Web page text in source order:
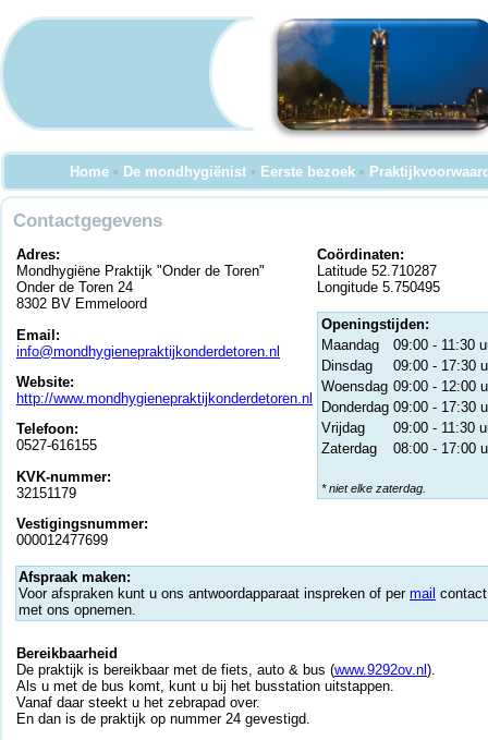
Home • De mondhygiënist • Eerste bezoek •
Contactgegevens
Adres:
Mondhygiëne Praktijk "Onder de Toren"
Onder de Toren 24
8302 BV Emmeloord
Email:
info@mondhygienepraktijkonderdetoren.nl
Website:
http://www.mondhygienepraktijkonderdetoren.nl
Telefoon:
0527-616155
KVK-nummer:
32151179
Vestigingsnummer:
000012477699
Coördinaten:
Latitude 52.710287
Longitude 5.750495
Openingstijden:
Maandag
09:00 - 11:30
Dinsdag
09:00 - 17:30
Woensdag 09:00 - 12:00
Donderdag 09:00 - 17:30
Vrijdag
09:00 - 11:30
Zaterdag
08:00 - 17:00
* niet elke zaterdag.
Afspraak maken:
Voor afspraken kunt u ons antwoordapparaat inspreken of per mail contact
met ons opnemen.
Bereikbaarheid
De praktijk is bereikbaar met de fiets, auto & bus (www.9292ov.nl ).
Als u met de bus komt, kunt u bij het busstation uitstappen.
Vanaf daar steekt u het zebrapad over.
En dan is de praktijk op nummer 24 gevestigd.